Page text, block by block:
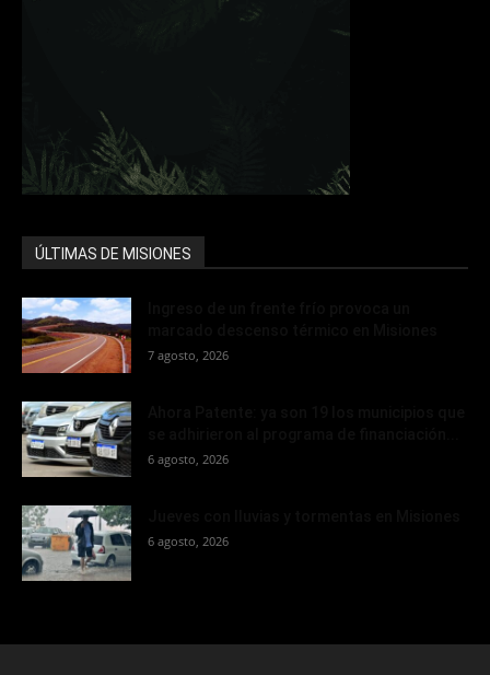
ÚLTIMAS DE MISIONES
7 agosto, 2026
6 agosto, 2026
6 agosto, 2026